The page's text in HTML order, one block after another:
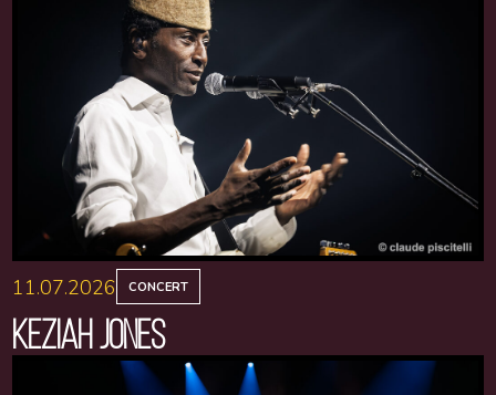
11.07.2026 CONCERT
KEZIAH JONES